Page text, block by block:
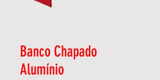
Banco Chapado
Alumínio